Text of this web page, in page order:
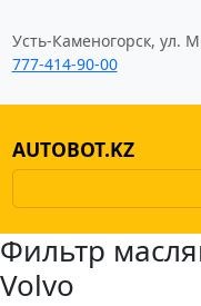
Усть-Каменогорск, ул.
777-414-90-00
AUTOBOT.KZ
Фильтр
Volvo